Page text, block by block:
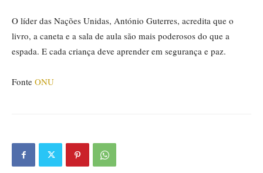
O líder das Nações Unidas, António Guterres, acredita que o
livro, a caneta e a sala de aula são mais poderosos do que a
espada. E cada criança deve aprender em segurança e paz.
Fonte ONU